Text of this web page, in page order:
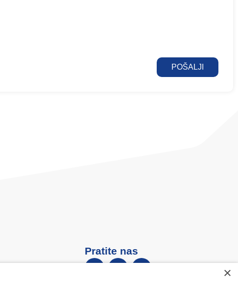
POŠALJI
Pratite nas
×